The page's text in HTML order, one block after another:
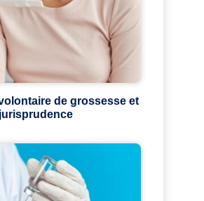
de grossesse et
jurisprudence